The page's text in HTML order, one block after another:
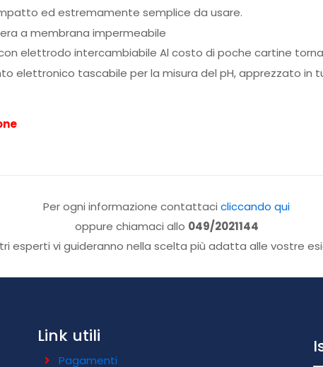
ed estremamente semplice da usare.
a membrana impermeabile
elettrodo intercambiabile Al costo di poche cartine
elettronico tascabile per la misura del pH, apprezzato in
Per ogni informazione contattacicliccando qui
oppure chiamaci allo 049/2021144
esperti vi guideranno nella scelta più adatta alle vostre
Link utili
Pagamenti